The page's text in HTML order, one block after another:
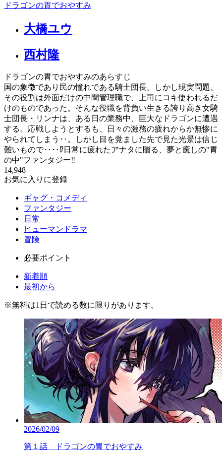
ドラゴンの胃でおやすみ
大橋ユウ
西村隆
ドラゴンの胃でおやすみのあらすじ
国の象徴であり民の憧れである騎士団長。しかし現実問題、
その役割は外面だけの中間管理職で、上司にコキ使われるだ
けのものであった。そんな役職を背負い生きる誇り高き女騎
士団長・リンナは、ある日の業務中、巨大なドラゴンに遭遇
する。応戦しようとするも、日々の激務の疲れからか無惨に
やられてしまう‥。しかし目を覚ました先で見た光景は信じ
難いもので‥‥⁉日常に疲れたアナタに贈る、夢と癒しの"胃
の中"ファンタジー‼
14,948
お気に入りに登録
ギャグ・コメディ
ファンタジー
日常
ヒューマンドラマ
冒険
必要ポイント
新着順
最初から
※無料は1日で読める数に限りがあります。
2026/02/09
第１話 ドラゴンの胃でおやすみ